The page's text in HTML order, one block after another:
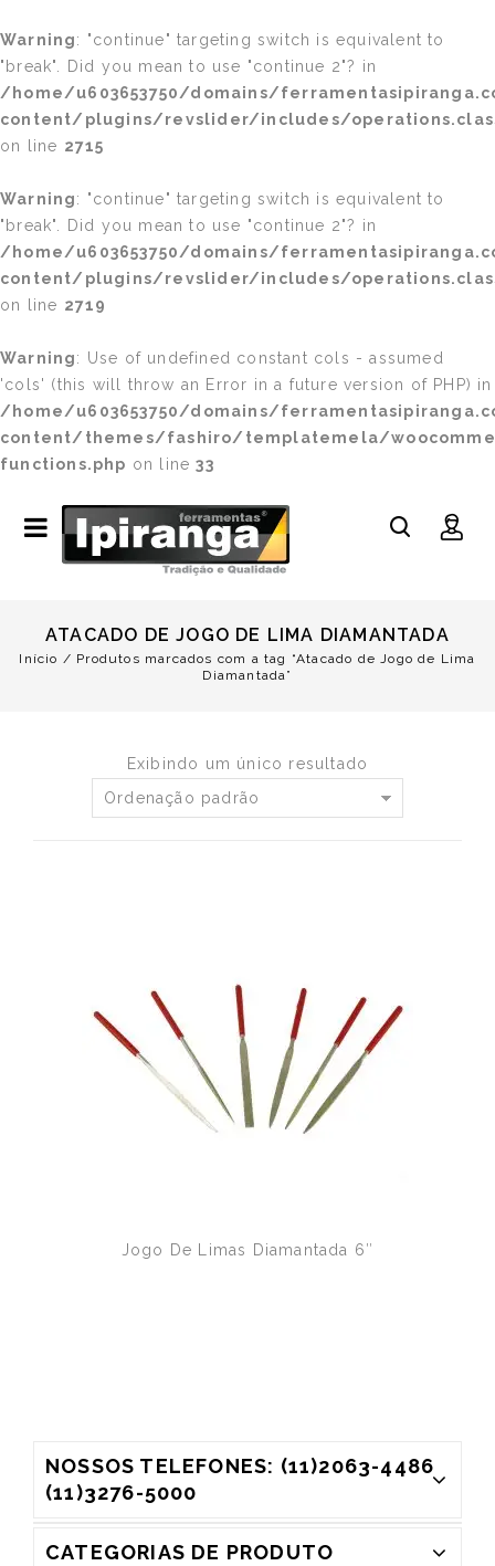
Warning: "continue" targeting switch is equivalent to
"break". Did you mean to use "continue 2"? in
/home/u603653750/domains/
content/plugins/revslider/includes/
on line 2715
Warning: "continue" targeting switch is equivalent to
"break". Did you mean to use "continue 2"? in
/home/u603653750/domains/
content/plugins/revslider/includes/
on line 2719
Warning: Use of undefined constant cols - assumed
'cols' (this will throw an Error in a future version of PHP) in
/home/u603653750/domains/
content/themes/fashiro/templatemela/
functions.php on line33
ATACADO DE JOGO DE LIMA DIAMANTADA
Início / Produtos marcados com a tag “Atacado de Jogo de Lima
Diamantada”
Exibindo um único resultado
Ordenação padrão
Jogo De Limas Diamantada 6″
NOSSOS TELEFONES: (11)2063-4486
(11)3276-5000
CATEGORIAS DE PRODUTO